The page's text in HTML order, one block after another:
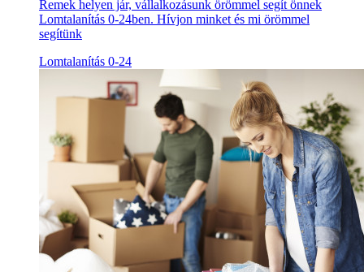
Remek helyen jár, vállalkozásunk örömmel segít önnek
Lomtalanítás 0-24ben. Hívjon minket és mi örömmel
segítünk
Lomtalanítás 0-24